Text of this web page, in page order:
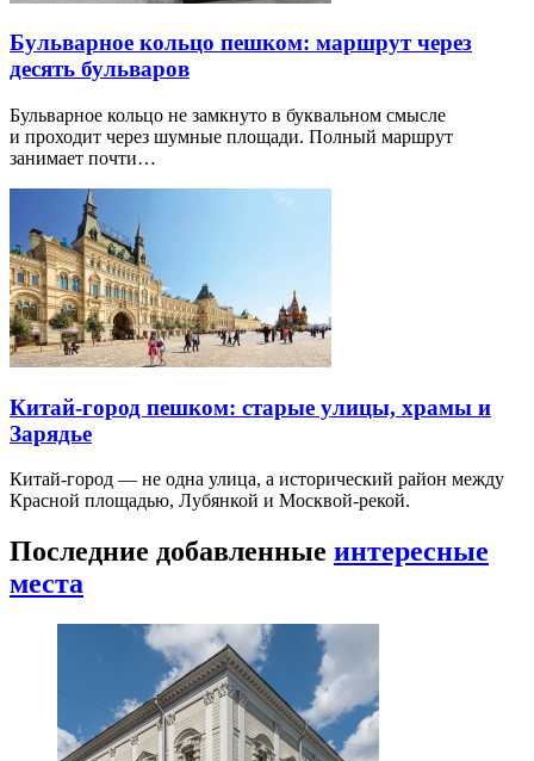
Бульварное кольцо пешком: маршрут через
десять бульваров
Бульварное кольцо не замкнуто в буквальном смысле
и проходит через шумные площади. Полный маршрут
занимает почти…
Китай-город пешком: старые улицы, храмы и
Зарядье
Китай-город — не одна улица, а исторический район между
Красной площадью, Лубянкой и Москвой-рекой.
Последние добавленные интересные
места